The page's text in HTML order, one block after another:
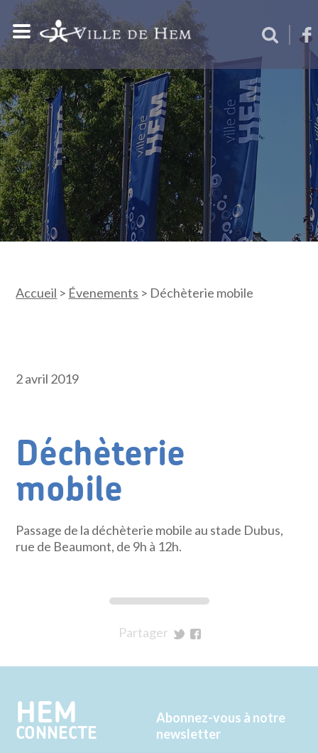
Accueil > Évenements > Déchèterie mobile
2 avril 2019
Déchèterie
mobile
Passage de la déchèterie mobile au stade Dubus,
rue de Beaumont, de 9h à 12h.
Partager
Twitter
Facebook
HEM
CONNECTE
Abonnez-vous à notre
newsletter